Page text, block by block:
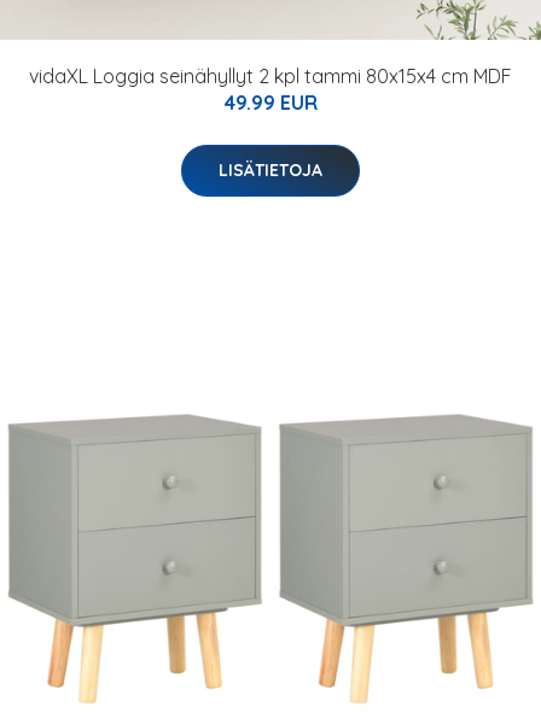
vidaXL Loggia seinähyllyt 2 kpl tammi 80x15x4 cm MDF
49.99 EUR
LISÄTIETOJA